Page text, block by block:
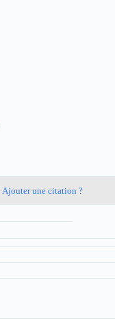
Ajouter une citation ?